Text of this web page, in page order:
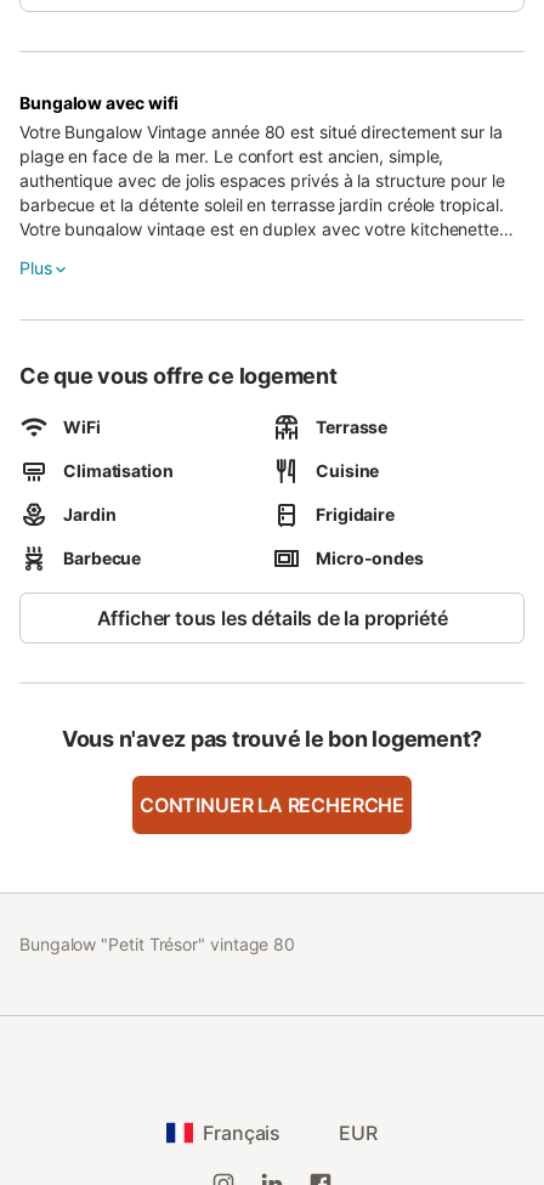
Bungalow avec wifi
Votre Bungalow Vintage année 80 est situé directement sur la
plage en face de la mer. Le confort est ancien, simple,
authentique avec de jolis espaces privés à la structure pour le
barbecue et la détente soleil en terrasse jardin créole tropical.
Votre bungalow vintage est en duplex avec votre kitchenette
privée, votre ventilateur. Votre chambre, avec lit double, est à
de beach bar restaurants locaux, une boulangerie, un marché
baleines, des cabanes de pêcheurs, un boulodrome, une place
la plage.
Plus
Ce que vous offre ce logement
WiFi Terrasse
Climatisation Cuisine
Jardin Frigidaire
Barbecue Micro-ondes
Afficher tous les détails de la propriété
Vous n'avez pas trouvé le bon logement?
CONTINUER LA RECHERCHE
Bungalow "Petit Trésor" vintage 80
Français EUR